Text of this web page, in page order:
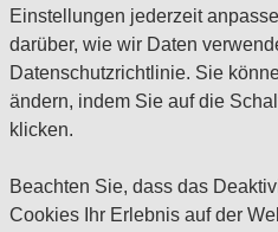
Einstellungen jederzeit
darüber, wie wir Daten
Datenschutzrichtlinie. Sie
ändern, indem Sie auf die
klicken.
Beachten Sie, dass das
Cookies Ihr Erlebnis auf der